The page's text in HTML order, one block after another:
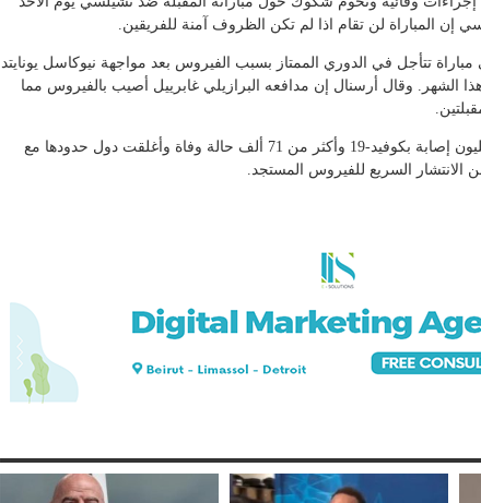
إن المباراة لن تقام اذا لم تكن الظروف آمنة للفريقين.
تتأجل في الدوري الممتاز بسبب الفيروس بعد مواجهة نيوكاسل يونايتد
الشهر. وقال أرسنال إن مدافعه البرازيلي غابرييل أصيب بالفيروس مما
وسجلت بريطانيا أكثر من 2.3 مليون إصابة بكوفيد-19 وأكثر من 71 ألف حالة وفاة وأغلقت دول حدودها مع
الانتشار السريع للفيروس المستجد.